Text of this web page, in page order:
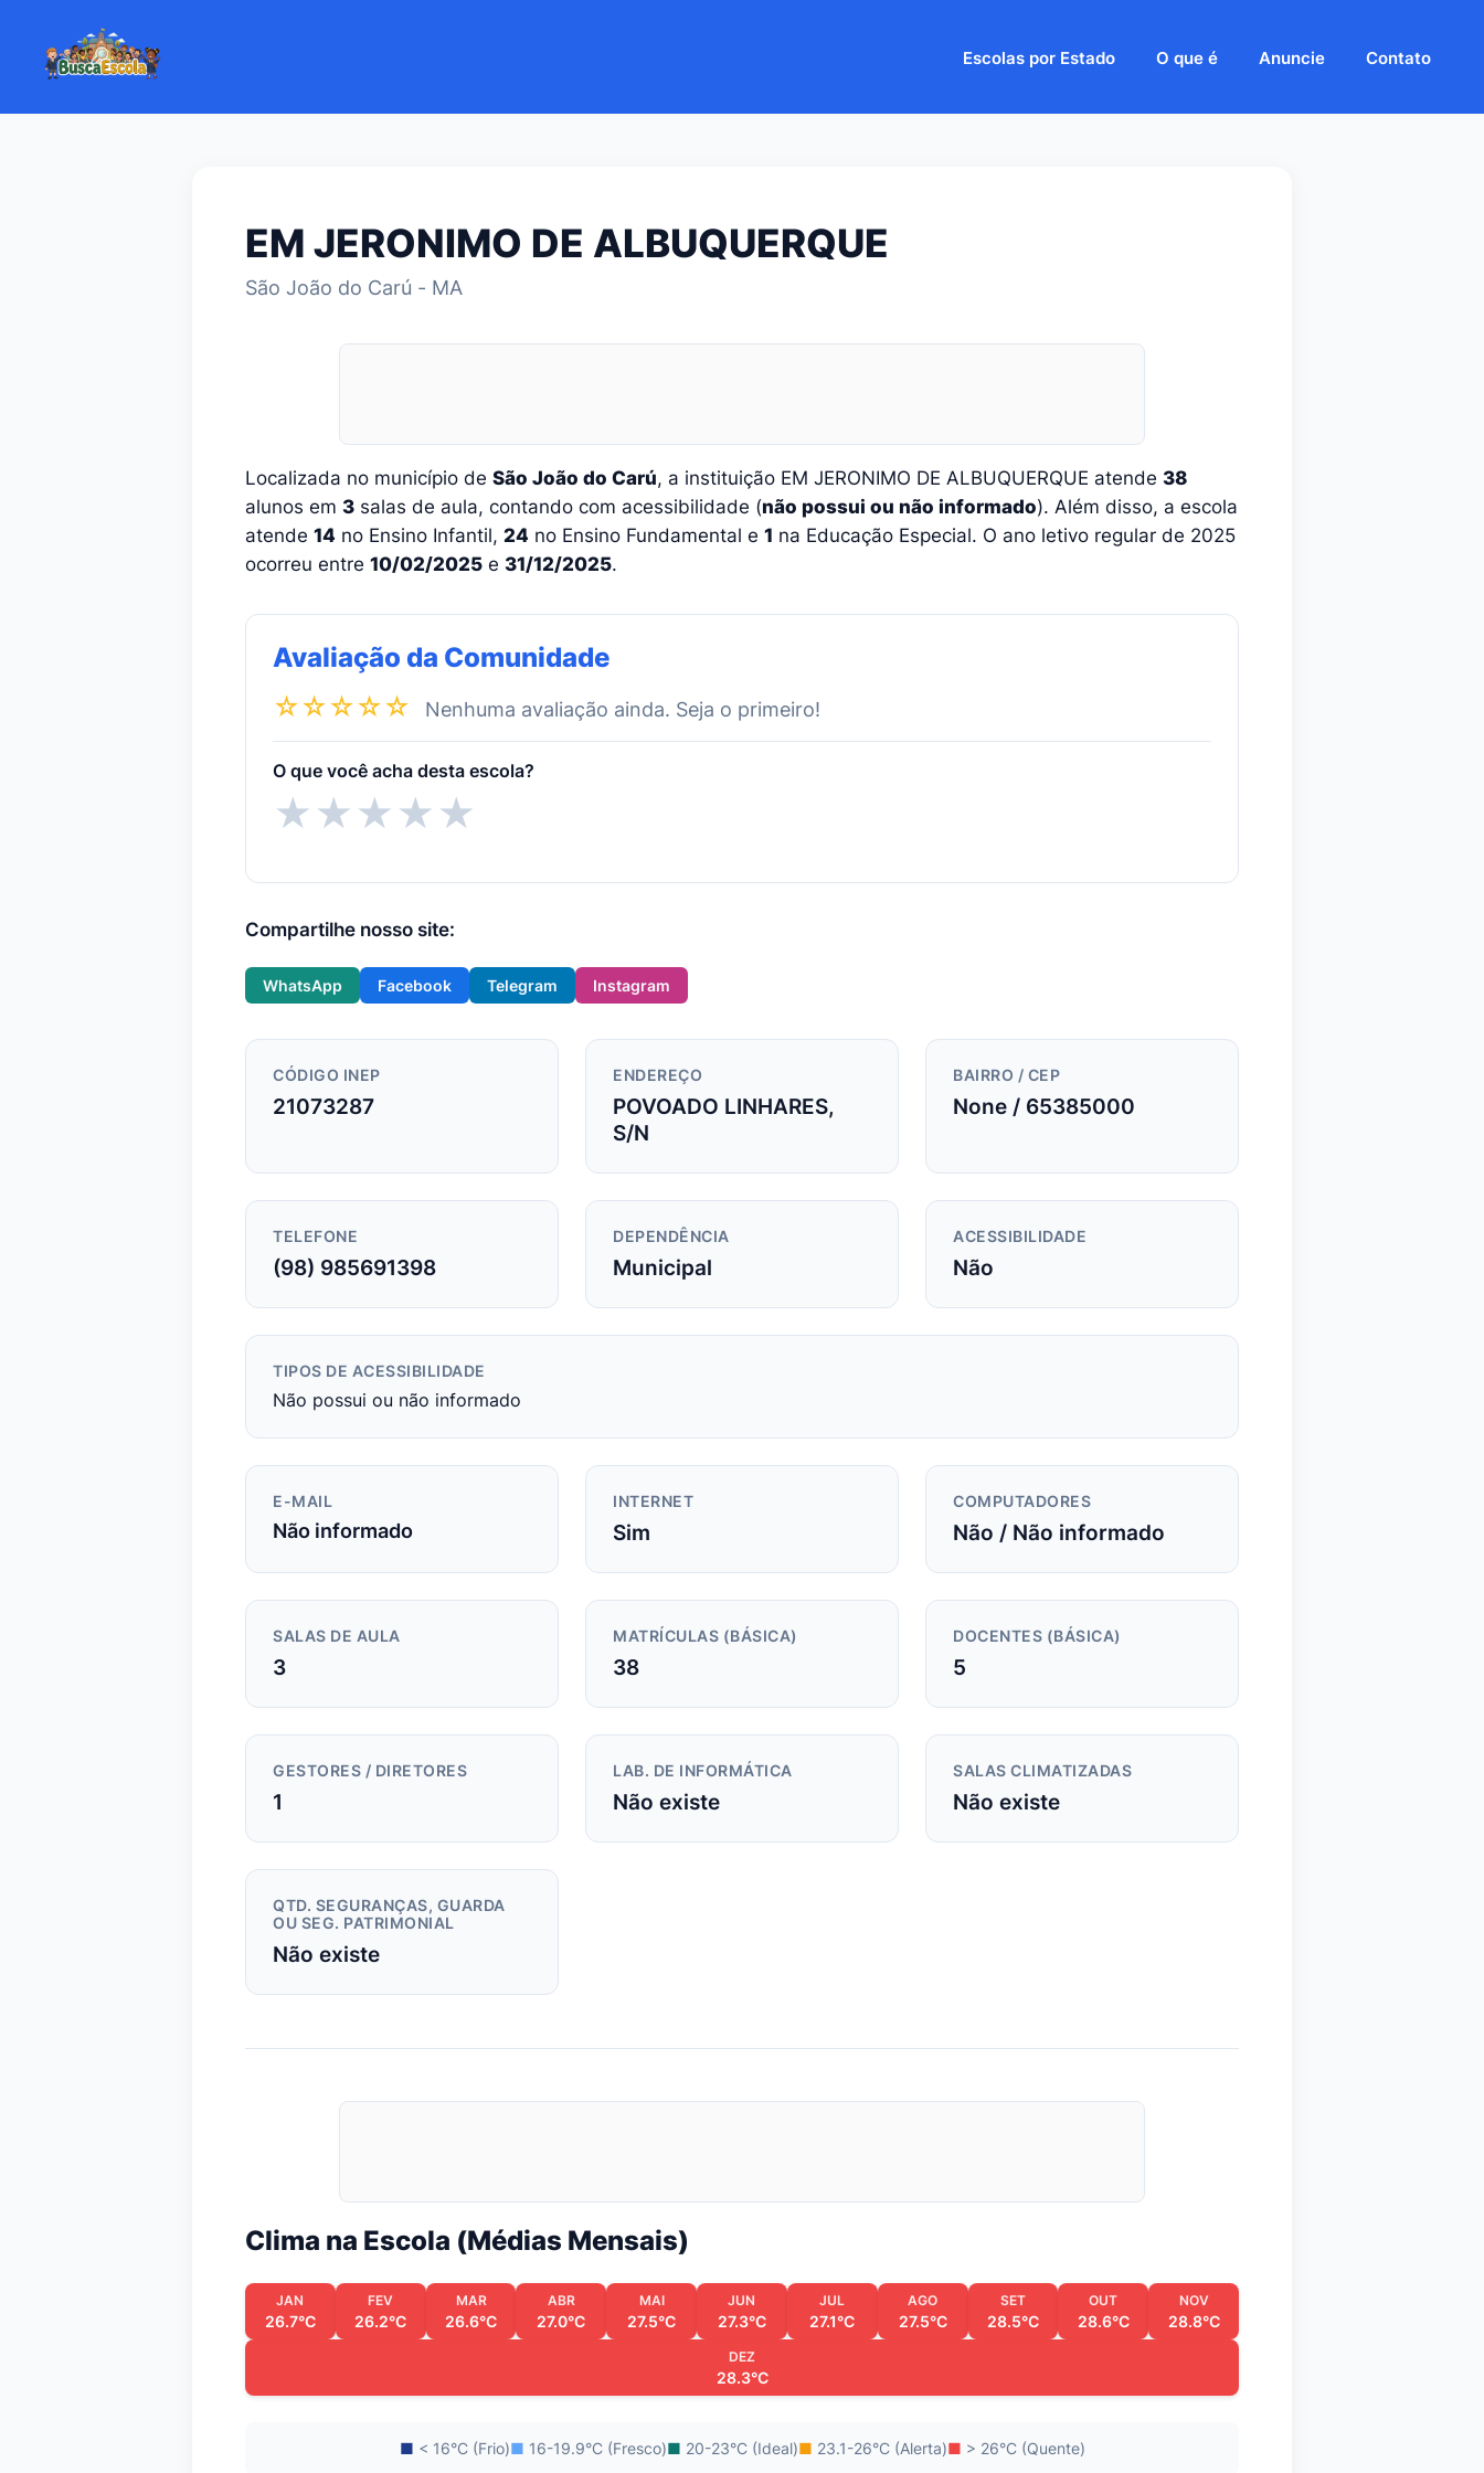
Escolas por Estado O que é Anuncie Contato
EM JERONIMO DE ALBUQUERQUE
São João do Carú - MA
Localizada no município de São João do Carú, a instituição EM JERONIMO DE ALBUQUERQUE atende 38
alunos em 3 salas de aula, contando com acessibilidade (não possui ou não informado). Além disso, a escola
atende 14 no Ensino Infantil, 24 no Ensino Fundamental e 1 na Educação Especial. O ano letivo regular de 2025
ocorreu entre 10/02/2025 e 31/12/2025.
Avaliação da Comunidade
☆☆☆☆☆
Nenhuma avaliação ainda. Seja o primeiro!
O que você acha desta escola?
★★★★★
Compartilhe nosso site:
WhatsApp Facebook Telegram Instagram
CÓDIGO INEP
21073287
ENDEREÇO
POVOADO LINHARES,
S/N
BAIRRO / CEP
None / 65385000
TELEFONE
(98) 985691398
DEPENDÊNCIA
Municipal
ACESSIBILIDADE
Não
TIPOS DE ACESSIBILIDADE
Não possui ou não informado
E-MAIL
Não informado
INTERNET
Sim
COMPUTADORES
Não / Não informado
SALAS DE AULA
3
MATRÍCULAS (BÁSICA)
38
DOCENTES (BÁSICA)
5
GESTORES / DIRETORES
1
LAB. DE INFORMÁTICA
Não existe
SALAS CLIMATIZADAS
Não existe
QTD. SEGURANÇAS, GUARDA
OU SEG. PATRIMONIAL
Não existe
Clima na Escola (Médias Mensais)
JAN
26.7°C
FEV
26.2°C
MAR
26.6°C
ABR
27.0°C
MAI
27.5°C
JUN
27.3°C
JUL
27.1°C
AGO
27.5°C
SET
28.5°C
OUT
28.6°C
NOV
28.8°C
DEZ
28.3°C
■ < 16°C (Frio)■ 16-19.9°C (Fresco)■ 20-23°C (Ideal)■ 23.1-26°C (Alerta)■ > 26°C (Quente)